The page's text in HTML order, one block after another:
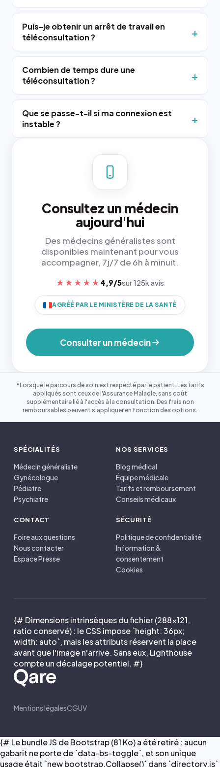
Puis-je obtenir un arrêt de travail en
téléconsultation ?
Combien de temps dure une
téléconsultation ?
Que se passe-t-il si ma connexion est
instable ?
Consultez un médecin
aujourd'hui
Des médecins généralistes sont
disponibles maintenant pour vous
accompagner, 7j/7 de 6h à minuit.
★★★★★ 4,9/5sur 125k avis
AGRÉÉ PAR LE MINISTÈRE DE LA SANTÉ
Consulter un médecin
*Lorsque le parcours de soin est respecté par le patient. Les tarifs
appliqués sont ceux de l'Assurance Maladie, sans coût
supplémentaire lié à l'accès à la consultation. Des frais non
remboursables peuvent s'appliquer en fonction des options.
SPÉCIALITÉS
Médecin généraliste
Gynécologue
Pédiatre
Psychiatre
NOS SERVICES
Blog médical
Équipe médicale
Tarifs et remboursement
Conseils médicaux
CONTACT
Foire aux questions
Nous contacter
Espace Presse
SÉCURITÉ
Politique de confidentialité
Information &
consentement
Cookies
{# Dimensions intrinsèques du fichier (288×121,
ratio conservé) : le CSS impose `height: 36px;
width: auto`, mais les attributs réservent la place
avant que l'image n'arrive. Sans eux, Lighthouse
compte un décalage potentiel. #}
Mentions légalesCGUV
{# Le bundle JS de Bootstrap (81 Ko) a été retiré : aucun
gabarit ne porte de `data-bs-toggle`, et son unique
usage était `new bootstrap.Collapse()` dans `directory.js`